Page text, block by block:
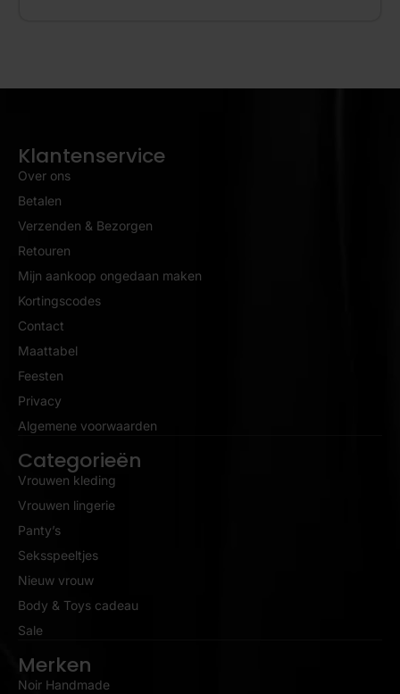
Klantenservice
Over ons
Betalen
Verzenden & Bezorgen
Retouren
Mijn aankoop ongedaan maken
Kortingscodes
Contact
Maattabel
Feesten
Privacy
Algemene voorwaarden
Categorieën
Vrouwen kleding
Vrouwen lingerie
Panty’s
Seksspeeltjes
Nieuw vrouw
Body & Toys cadeau
Sale
Merken
Noir Handmade